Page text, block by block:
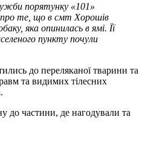
порятунку «101»
про те, що в смт Хорошів
яка опинилась в ямі. Її
пункту почули
до переляканої тварини та
та видимих тілесних
до частини, де нагодували та